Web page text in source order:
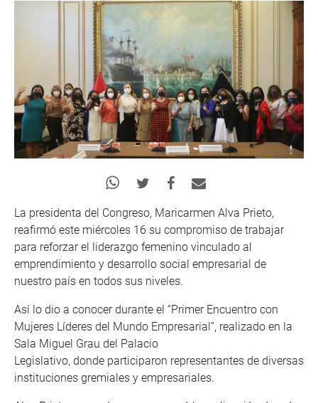
La presidenta del Congreso, Maricarmen Alva Prieto,
reafirmó este miércoles 16 su compromiso de trabajar
para reforzar el liderazgo femenino vinculado al
emprendimiento y desarrollo social empresarial de
nuestro país en todos sus niveles.
Así lo dio a conocer durante el “Primer Encuentro con
Mujeres Líderes del Mundo Empresarial”, realizado en la
Sala Miguel Grau del Palacio
Legislativo, donde participaron representantes de diversas
instituciones gremiales y empresariales.